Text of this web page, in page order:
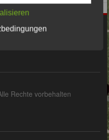
Rechte vorbehalten